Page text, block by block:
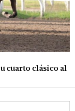
cuarto clásico al